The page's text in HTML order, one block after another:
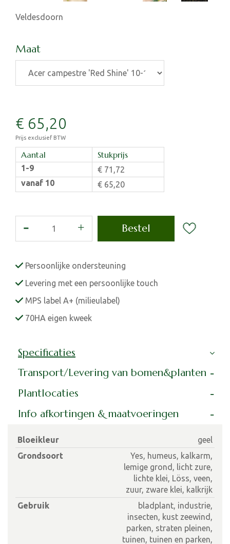
Veldesdoorn
Maat
€ 65,20
Prijs exclusief BTW
Aantal Stukprijs
1-9 € 71 72
vanaf 10
€ 65 20
Persoonlijke ondersteuning
Levering met een persoonlijke touch
MPS label A+ (milieulabel)
70HA eigen kweek
Specificaties
Transport/Levering van bomen&planten
Plantlocaties
Info afkortingen & maatvoeringen
Bloeikleur
geel
Grondsoort
Yes, humeus, kalkarm,
lemige grond, licht zure,
lichte klei, Löss, veen,
zuur, zware klei, kalkrijk
Gebruik
bladplant, industrie,
insecten, kust zeewind,
parken, straten pleinen,
tuinen, tuinen en parken,